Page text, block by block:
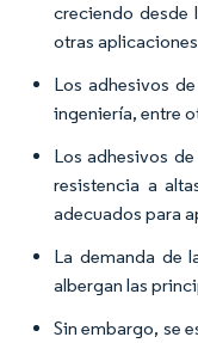
creciendo desde
otras
Los adhesivos
ingeniería, entre
Los adhesivos
resistencia a
adecuados para
La demanda de
albergan las
Sin embargo, se